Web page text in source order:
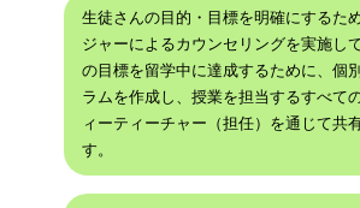
生徒さんの目的・目標を明確にするた
ジャーによるカウンセリングを実施し
の目標を留学中に達成するために、個
ラムを作成し、授業を担当するすべて
ィーティーチャー（担任）を通じて共
す。